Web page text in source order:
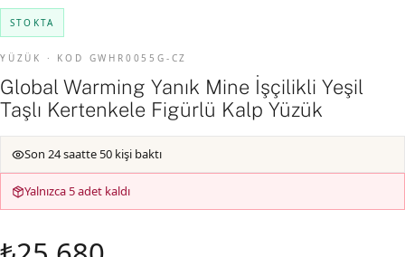
STOKTA
YÜZÜK · KOD GWHR0055G-CZ
Global Warming Yanık Mine İşçilikli Yeşil
Taşlı Kertenkele Figürlü Kalp Yüzük
Son 24 saatte 50 kişi baktı
Yalnızca 5 adet kaldı